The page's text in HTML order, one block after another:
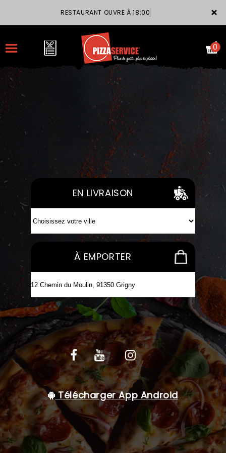
×
RESTAURANT OUVRE À 18:00
LA CARTE
VOTRE COMPTE
VOS AVIS
MENTIONS LÉGALES
0
EN LIVRAISON
À EMPORTER
Télécharger App Android